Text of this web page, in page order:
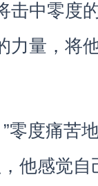
中零度
力量，将
度痛苦
他感觉